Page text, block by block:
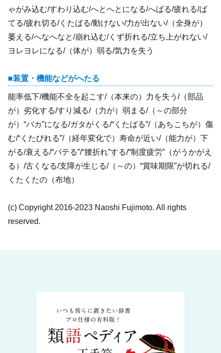
ゃがみ込む/すわり込む/へとへとになる/へばる/疲れる/ば
てる/疲れ切る/くたばる/動けない/力が出ない/（全身が）
萎える/へなへなと/崩れ込む/くず折れる/立ち上がれない/
ヨレヨレになる/（体が）弱る/気力を失う
装置・機能などがへたる
能率低下/機能不全を起こす/（本来の）力を失う/（部品
が）劣化する/すり減る/（力が）弱まる/（～の部分
が）“バカ”になる/ガタがくる/“くたばる”/（あちこちが）傷
む/“くたびれる”/（経年変化で）寿命が近い/（能力が）下
がる/衰える/“バテる”/“腰折れ”する/“制度疲労”（がうかがえ
る）/古くなる/支障が生じる/（～の）“賞味期限”が切れる/
くたくたの（布地）
(c) Copyright 2016-2023 Naoshi Fujimoto. All rights
reserved.